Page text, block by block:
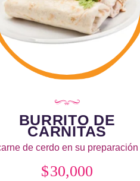
BURRITO DE
CARNITAS
de cerdo en su preparación
cebolla y cilantro.
$30,000